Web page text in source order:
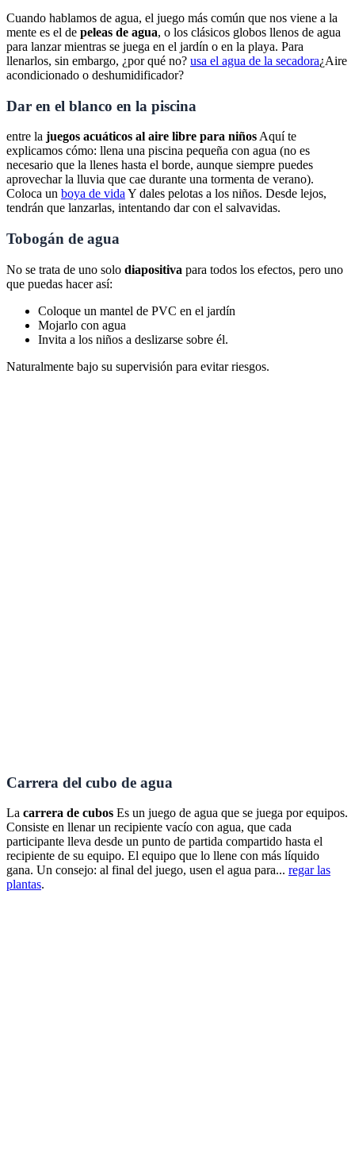
Cuando hablamos de agua, el juego más común que nos viene a la
mente es el de peleas de agua, o los clásicos globos llenos de agua
para lanzar mientras se juega en el jardín o en la playa. Para
llenarlos, sin embargo, ¿por qué no? usa el agua de la secadora¿Aire
acondicionado o deshumidificador?
Dar en el blanco en la piscina
entre la juegos acuáticos al aire libre para niños Aquí te
explicamos cómo: llena una piscina pequeña con agua (no es
necesario que la llenes hasta el borde, aunque siempre puedes
aprovechar la lluvia que cae durante una tormenta de verano).
Coloca un boya de vida Y dales pelotas a los niños. Desde lejos,
tendrán que lanzarlas, intentando dar con el salvavidas.
Tobogán de agua
No se trata de uno solo diapositiva para todos los efectos, pero uno
que puedas hacer así:
Coloque un mantel de PVC en el jardín
Mojarlo con agua
Invita a los niños a deslizarse sobre él.
Naturalmente bajo su supervisión para evitar riesgos.
Carrera del cubo de agua
La carrera de cubos Es un juego de agua que se juega por equipos.
Consiste en llenar un recipiente vacío con agua, que cada
participante lleva desde un punto de partida compartido hasta el
recipiente de su equipo. El equipo que lo llene con más líquido
gana. Un consejo: al final del juego, usen el agua para... regar las
plantas.